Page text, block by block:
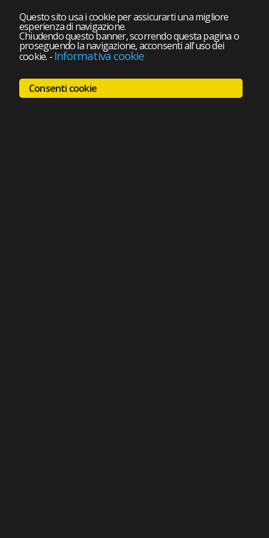
Questo sito usa i cookie per assicurarti una migliore
esperienza di navigazione.
Chiudendo questo banner, scorrendo questa pagina o
proseguendo la navigazione, acconsenti all'uso dei
cookie. - Informativa cookie
Consenti cookie